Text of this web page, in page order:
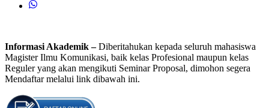
Informasi Akademik –Diberitahukan kepada seluruh mahasiswa
Magister Ilmu Komunikasi, baik kelas Profesional maupun kelas
Reguler yang akan mengikuti Seminar Proposal, dimohon segera
Mendaftar melalui link dibawah ini.